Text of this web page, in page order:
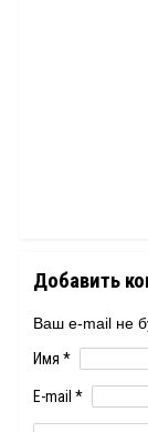
Добавить
Ваш e-mail не
Имя *
E-mail *